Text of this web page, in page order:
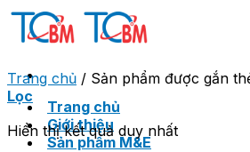
Skip
Trang chủ
Giới thiệu
Sản phẩm M&E
Trang chủ / Sản phẩm được gắn
Lọc
Hiển thị kết quả duy nhất